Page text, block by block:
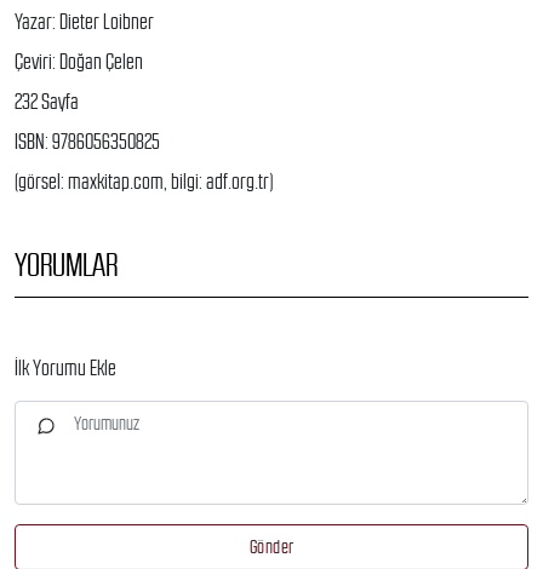
Yazar: Dieter Loibner
Çeviri: Doğan Çelen
232 Sayfa
ISBN: 9786056350825
(görsel: maxkitap.com, bilgi: adf.org.tr)
YORUMLAR
İlk Yorumu Ekle
Gönder